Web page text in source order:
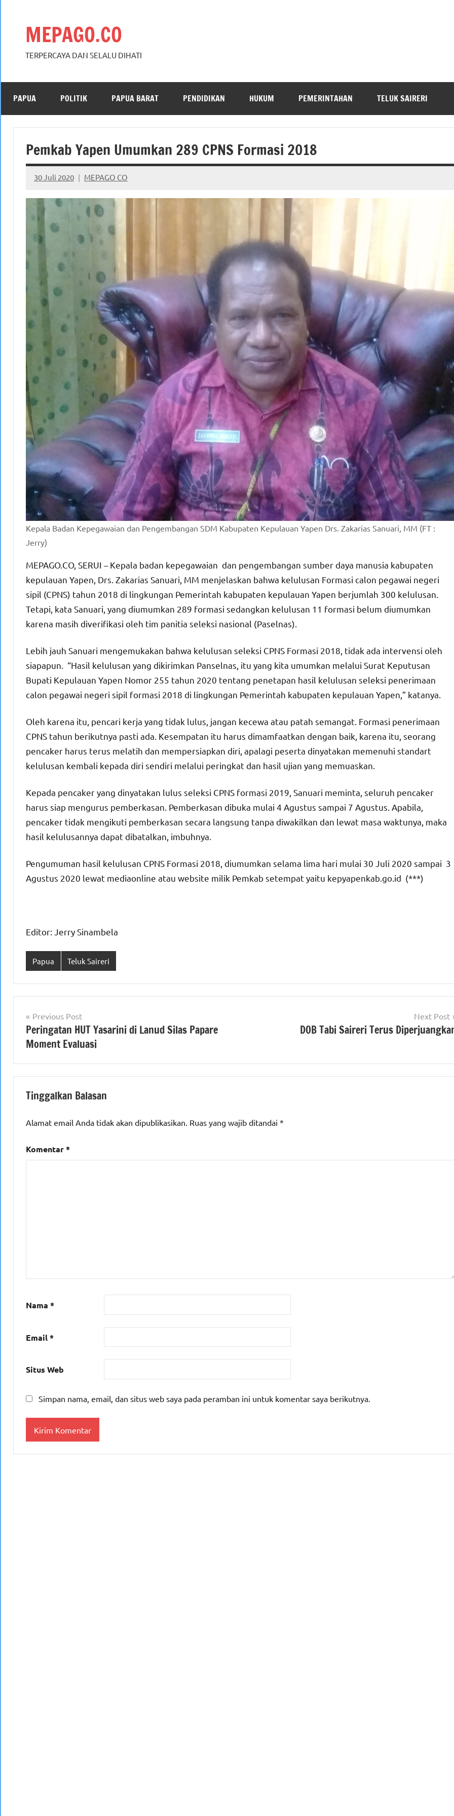
MEPAGO.CO
TERPERCAYA DAN SELALU DIHATI
PAPUA POLITIK PAPUA BARAT PENDIDIKAN HUKUM PEMERINTAHAN TELUK SAIRERI
Pemkab Yapen Umumkan 289 CPNS Formasi 2018
30 Juli 2020 MEPAGO CO
No
comments
Kepala Badan Kepegawaian dan Pengembangan SDM Kabupaten Kepulauan Yapen Drs. Zakarias Sanuari, MM (FT :
Jerry)
MEPAGO.CO, SERUI – Kepala badan kepegawaian dan pengembangan sumber daya manusia kabupaten
kepulauan Yapen, Drs. Zakarias Sanuari, MM menjelaskan bahwa kelulusan Formasi calon pegawai negeri
sipil (CPNS) tahun 2018 di lingkungan Pemerintah kabupaten kepulauan Yapen berjumlah 300 kelulusan.
Tetapi, kata Sanuari, yang diumumkan 289 formasi sedangkan kelulusan 11 formasi belum diumumkan
karena masih diverifikasi oleh tim panitia seleksi nasional (Paselnas).
Lebih jauh Sanuari mengemukakan bahwa kelulusan seleksi CPNS Formasi 2018, tidak ada intervensi oleh
siapapun. “Hasil kelulusan yang dikirimkan Panselnas, itu yang kita umumkan melalui Surat Keputusan
Bupati Kepulauan Yapen Nomor 255 tahun 2020 tentang penetapan hasil kelulusan seleksi penerimaan
calon pegawai negeri sipil formasi 2018 di lingkungan Pemerintah kabupaten kepulauan Yapen,” katanya.
Oleh karena itu, pencari kerja yang tidak lulus, jangan kecewa atau patah semangat. Formasi penerimaan
CPNS tahun berikutnya pasti ada. Kesempatan itu harus dimamfaatkan dengan baik, karena itu, seorang
pencaker harus terus melatih dan mempersiapkan diri, apalagi peserta dinyatakan memenuhi standart
kelulusan kembali kepada diri sendiri melalui peringkat dan hasil ujian yang memuaskan.
Kepada pencaker yang dinyatakan lulus seleksi CPNS formasi 2019, Sanuari meminta, seluruh pencaker
harus siap mengurus pemberkasan. Pemberkasan dibuka mulai 4 Agustus sampai 7 Agustus. Apabila,
pencaker tidak mengikuti pemberkasan secara langsung tanpa diwakilkan dan lewat masa waktunya, maka
hasil kelulusannya dapat dibatalkan, imbuhnya.
Pengumuman hasil kelulusan CPNS Formasi 2018, diumumkan selama lima hari mulai 30 Juli 2020 sampai 3
Agustus 2020 lewat mediaonline atau website milik Pemkab setempat yaitu kepyapenkab.go.id (***)
Editor: Jerry Sinambela
Papua Teluk Saireri
Navigasi
pos
Previous Post
Peringatan HUT Yasarini di Lanud Silas Papare
Moment Evaluasi
Next Post
DOB Tabi Saireri Terus
Tinggalkan Balasan
Alamat email Anda tidak akan dipublikasikan. Ruas yang wajib ditandai *
Komentar*
Nama *
Email*
Situs Web
Simpan nama, email, dan situs web saya pada peramban ini untuk komentar saya berikutnya.